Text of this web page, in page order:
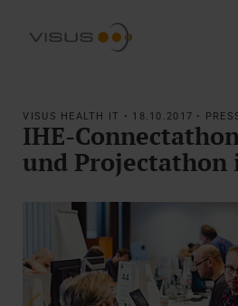
VISUS HEALTH IT • 18.10.2017 •
IHE-
und Projectathon